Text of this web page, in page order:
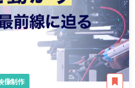
像制作